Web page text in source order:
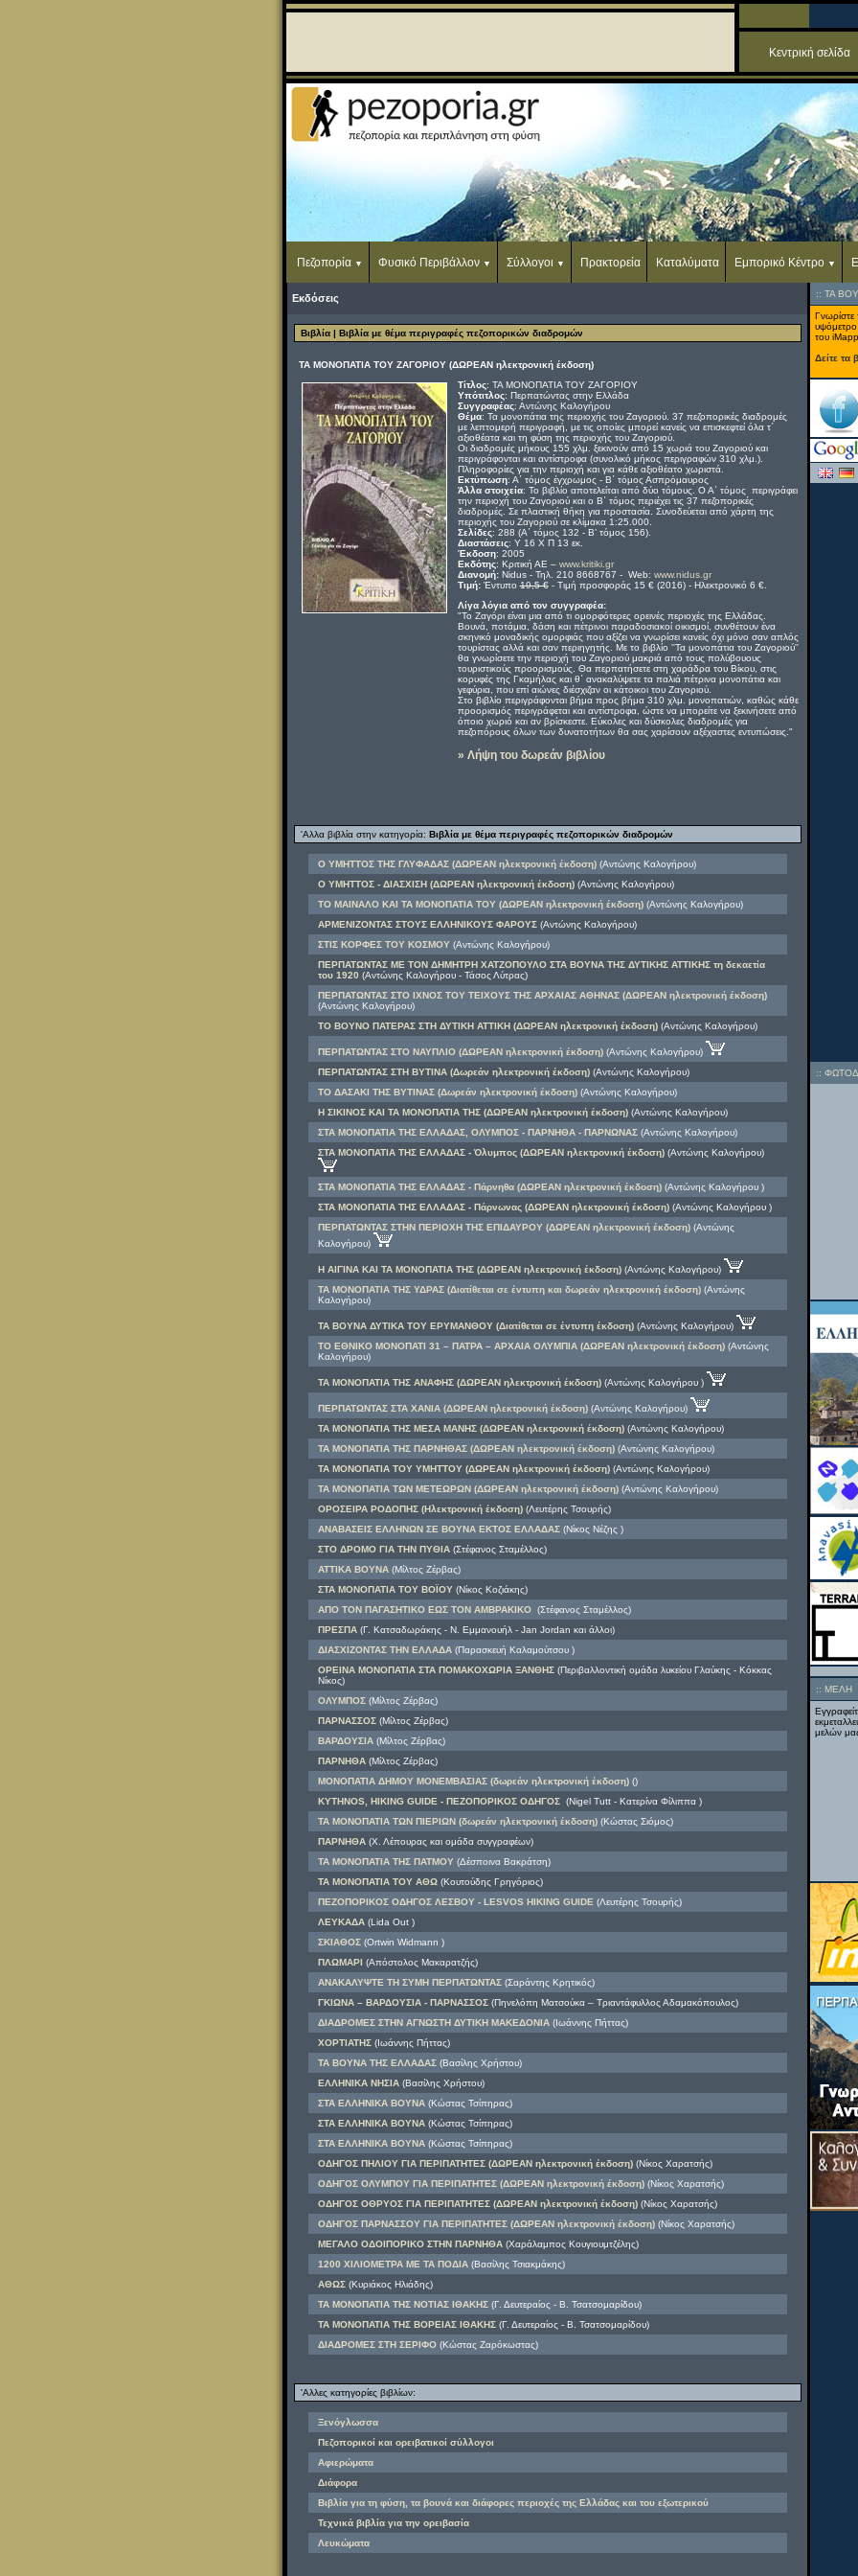
Κεντρική σελίδα
Πεζοπορία Φυσικό Περιβάλλον Σύλλογοι Πρακτορεία Καταλύματα Εμπορικό Κέντρο
Εκδόσεις
Βιβλία| Βιβλία με θέμα περιγραφές πεζοπορικών διαδρομών
ΤΑ ΜΟΝΟΠΑΤΙΑ ΤOY ΖΑΓΟΡΙΟΥ (ΔΩΡΕΑΝ ηλεκτρονική έκδοση)
Τίτλος: ΤΑ ΜΟΝΟΠΑΤΙΑ ΤOY ΖΑΓΟΡΙΟΥ
Υπότιτλος: Περπατώντας στην Ελλάδα
Συγγραφέας: Αντώνης Καλογήρου
Θέμα: Τα μονοπάτια της περιοχής του Ζαγοριού. 37 πεζοπορικές διαδρομές
με λεπτομερή περιγραφή, με τις οποίες μπορεί κανείς να επισκεφτεί όλα τ΄
αξιοθέατα και τη φύση της περιοχής του Ζαγοριού.
Οι διαδρομές μήκους 155 χλμ. ξεκινούν από 15 χωριά του Ζαγοριού και
περιγράφονται και αντίστροφα (συνολικό μήκος περιγραφών 310 χλμ.).
Πληροφορίες για την περιοχή και για κάθε αξιοθέατο χωριστά.
Εκτύπωση: Α΄ τόμος έγχρωμος - Β΄ τόμος Ασπρόμαυρος
Άλλα στοιχεία: Το βιβλίο αποτελείται από δύο τόμους. Ο Α΄ τόμος περιγράφει
την περιοχή του Ζαγοριού και ο Β΄ τόμος περιέχει τις 37 πεζοπορικές
διαδρομές. Σε πλαστική θήκη για προστασία. Συνοδεύεται από χάρτη της
περιοχής του Ζαγοριού σε κλίμακα 1:25.000.
Σελίδες: 288 (Α΄ τόμος 132 - Β’ τόμος 156).
Διαστάσεις: Υ 16 Χ Π 13 εκ.
Έκδοση: 2005
Εκδότης: Κριτική ΑΕ – www.kritiki.gr
Διανομή: Nidus - Τηλ. 210 8668767 - Web: www.nidus.gr
Τιμή:Έντυπο19,5 €- Τιμή προσφοράς 15 € (2016) - Ηλεκτρονικό 6 €.
Λίγα λόγια από τον συγγραφέα:
"Το Ζαγόρι είναι μια από τι ομορφότερες ορεινές περιοχές της Ελλάδας.
Βουνά, ποτάμια, δάση και πέτρινοι παραδοσιακοί οικισμοί, συνθέτουν ένα
σκηνικό μοναδικής ομορφιάς που αξίζει να γνωρίσει κανείς όχι μόνο σαν απλός
τουρίστας αλλά και σαν περιηγητής. Με το βιβλίο ''Τα μονοπάτια του Ζαγοριού''
θα γνωρίσετε την περιοχή του Ζαγοριού μακριά από τους πολύβουους
τουριστικούς προορισμούς. Θα περπατήσετε στη χαράδρα του Βίκου, στις
κορυφές της Γκαμήλας και θ΄ ανακαλύψετε τα παλιά πέτρινα μονοπάτια και
γεφύρια, που επί αιώνες διέσχιζαν οι κάτοικοι του Ζαγοριού.
Στο βιβλίο περιγράφονται βήμα προς βήμα 310 χλμ. μονοπατιών, καθώς κάθε
προορισμός περιγράφεται και αντίστροφα, ώστε να μπορείτε να ξεκινήσετε από
όποιο χωριό και αν βρίσκεστε. Εύκολες και δύσκολες διαδρομές για
πεζοπόρους όλων των δυνατοτήτων θα σας χαρίσουν αξέχαστες εντυπώσεις."
» Λήψη του δωρεάν βιβλίου
'Αλλα βιβλία στην κατηγορία: Βιβλία με θέμα περιγραφές πεζοπορικών διαδρομών
Ο ΥΜΗΤΤΟΣ ΤΗΣ ΓΛΥΦΑΔΑΣ (ΔΩΡΕΑΝ ηλεκτρονική έκδοση)(Αντώνης Καλογήρου)
Ο ΥΜΗΤΤΟΣ - ΔΙΑΣΧΙΣΗ (ΔΩΡΕΑΝ ηλεκτρονική έκδοση)(Αντώνης Καλογήρου)
ΤΟ ΜΑΙΝΑΛΟ ΚΑΙ ΤΑ ΜΟΝΟΠΑΤΙΑ ΤΟΥ (ΔΩΡΕΑΝ ηλεκτρονική έκδοση)(Αντώνης Καλογήρου)
ΑΡΜΕΝΙΖΟΝΤΑΣ ΣΤΟΥΣ ΕΛΛΗΝΙΚΟΥΣ ΦΑΡΟΥΣ(Αντώνης Καλογήρου)
ΣΤΙΣ ΚΟΡΦΕΣ ΤΟΥ ΚΟΣΜΟΥ(Αντώνης Καλογήρου)
ΠΕΡΠΑΤΩΝΤΑΣ ΜΕ ΤΟΝ ΔΗΜΗΤΡΗ ΧΑΤΖΟΠΟΥΛΟ ΣΤΑ ΒΟΥΝΑ ΤΗΣ ΔΥΤΙΚΗΣ ΑΤΤΙΚΗΣ τη δεκαετία
του 1920 (Αντώνης Καλογήρου - Τάσος Λύτρας)
ΠΕΡΠΑΤΩΝΤΑΣ ΣΤΟ ΙΧΝΟΣ ΤΟΥ ΤΕΙΧΟΥΣ ΤΗΣ ΑΡΧΑΙΑΣ ΑΘΗΝΑΣ (ΔΩΡΕΑΝ ηλεκτρονική έκδοση)
(Αντώνης Καλογήρου)
ΤΟ ΒΟΥΝΟ ΠΑΤΕΡΑΣ ΣΤΗ ΔΥΤΙΚΗ ΑΤΤΙΚΗ (ΔΩΡΕΑΝ ηλεκτρονική έκδοση)(Αντώνης Καλογήρου)
ΠΕΡΠΑΤΩΝΤΑΣ ΣΤΟ ΝΑΥΠΛΙΟ (ΔΩΡΕΑΝ ηλεκτρονική έκδοση)(Αντώνης Καλογήρου)
ΠΕΡΠΑΤΩΝΤΑΣ ΣΤΗ ΒΥΤΙΝΑ (Δωρεάν ηλεκτρονική έκδοση)(Αντώνης Καλογήρου)
ΤΟ ΔΑΣΑΚΙ ΤΗΣ ΒΥΤΙΝΑΣ (Δωρεάν ηλεκτρονική έκδοση)(Αντώνης Καλογήρου)
Η ΣΙΚΙΝΟΣ ΚΑΙ ΤΑ ΜΟΝΟΠΑΤΙΑ ΤΗΣ (ΔΩΡΕΑΝ ηλεκτρονική έκδοση)(Αντώνης Καλογήρου)
ΣΤΑ ΜΟΝΟΠΑΤΙΑ ΤΗΣ ΕΛΛΑΔΑΣ, ΟΛΥΜΠΟΣ - ΠΑΡΝΗΘΑ - ΠΑΡΝΩΝΑΣ(Αντώνης Καλογήρου)
ΣΤΑ ΜΟΝΟΠΑΤΙΑ ΤΗΣ ΕΛΛΑΔΑΣ - Όλυμπος (ΔΩΡΕΑΝ ηλεκτρονική έκδοση)(Αντώνης Καλογήρου)
ΣΤΑ ΜΟΝΟΠΑΤΙΑ ΤΗΣ ΕΛΛΑΔΑΣ - Πάρνηθα (ΔΩΡΕΑΝ ηλεκτρονική έκδοση)(Αντώνης Καλογήρου )
ΣΤΑ ΜΟΝΟΠΑΤΙΑ ΤΗΣ ΕΛΛΑΔΑΣ - Πάρνωνας (ΔΩΡΕΑΝ ηλεκτρονική έκδοση)(Αντώνης Καλογήρου )
ΠΕΡΠΑΤΩΝΤΑΣ ΣΤΗΝ ΠΕΡΙΟΧΗ ΤΗΣ ΕΠΙΔΑΥΡΟΥ (ΔΩΡΕΑΝ ηλεκτρονική έκδοση)(Αντώνης
Καλογήρου)
Η ΑΙΓΙΝΑ ΚΑΙ ΤΑ ΜΟΝΟΠΑΤΙΑ ΤΗΣ (ΔΩΡΕΑΝ ηλεκτρονική έκδοση)(Αντώνης Καλογήρου)
ΤΑ ΜΟΝΟΠΑΤΙΑ ΤΗΣ ΥΔΡΑΣ (Διατίθεται σε έντυπη και δωρεάν ηλεκτρονική έκδοση)(Αντώνης
Καλογήρου)
ΤΑ ΒΟΥΝΑ ΔΥΤΙΚΑ ΤΟΥ ΕΡΥΜΑΝΘΟΥ (Διατίθεται σε έντυπη έκδοση)(Αντώνης Καλογήρου)
ΤΟ ΕΘΝΙΚΟ ΜΟΝΟΠΑΤΙ 31 – ΠΑΤΡΑ – ΑΡΧΑΙΑ ΟΛΥΜΠΙΑ (ΔΩΡΕΑΝ ηλεκτρονική έκδοση)(Αντώνης
Καλογήρου)
ΤΑ ΜΟΝΟΠΑΤΙΑ ΤΗΣ ΑΝΑΦΗΣ (ΔΩΡΕΑΝ ηλεκτρονική έκδοση)(Αντώνης Καλογήρου )
ΠΕΡΠΑΤΩΝΤΑΣ ΣΤΑ ΧΑΝΙΑ (ΔΩΡΕΑΝ ηλεκτρονική έκδοση)(Αντώνης Καλογήρου)
ΤΑ ΜΟΝΟΠΑΤΙΑ ΤΗΣ ΜΕΣΑ ΜΑΝΗΣ (ΔΩΡΕΑΝ ηλεκτρονική έκδοση)(Αντώνης Καλογήρου)
ΤΑ ΜΟΝΟΠΑΤΙΑ ΤΗΣ ΠΑΡΝΗΘΑΣ (ΔΩΡΕΑΝ ηλεκτρονική έκδοση)(Αντώνης Καλογήρου)
ΤΑ ΜΟΝΟΠΑΤΙΑ ΤΟΥ ΥΜΗΤΤΟΥ (ΔΩΡΕΑΝ ηλεκτρονική έκδοση)(Αντώνης Καλογήρου)
ΤΑ ΜΟΝΟΠΑΤΙΑ ΤΩΝ ΜΕΤΕΩΡΩΝ (ΔΩΡΕΑΝ ηλεκτρονική έκδοση)(Αντώνης Καλογήρου)
ΟΡΟΣΕΙΡΑ ΡΟΔΟΠΗΣ (Ηλεκτρονική έκδοση)(Λευτέρης Τσουρής)
ΑΝΑΒΑΣΕΙΣ ΕΛΛΗΝΩΝ ΣΕ ΒΟΥΝΑ ΕΚΤΟΣ ΕΛΛΑΔΑΣ(Νίκος Νέζης )
ΣΤΟ ΔΡΟΜΟ ΓΙΑ ΤΗΝ ΠΥΘΙΑ(Στέφανος Σταμέλλος)
ΑΤΤΙΚΑ ΒΟΥΝΑ(Μίλτος Ζέρβας)
ΣΤΑ ΜΟΝΟΠΑΤΙΑ ΤΟΥ ΒΟΪΟΥ(Νίκος Κοζιάκης)
ΑΠΟ ΤΟΝ ΠΑΓΑΣΗΤΙΚΟ ΕΩΣ ΤΟΝ ΑΜΒΡΑΚΙΚΟ (Στέφανος Σταμέλλος)
ΠΡΕΣΠΑ(Γ. Κατσαδωράκης - Ν. Εμμανουήλ - Jan Jordan και άλλοι)
ΔΙΑΣΧΙΖΟΝΤΑΣ ΤΗΝ ΕΛΛΑΔΑ (Παρασκευή Καλαμούτσου )
ΟΡΕΙΝΑ ΜΟΝΟΠΑΤΙΑ ΣΤΑ ΠΟΜΑΚΟΧΩΡΙΑ ΞΑΝΘΗΣ(Περιβαλλοντική ομάδα λυκείου Γλαύκης - Κόκκας
Νίκος)
ΟΛΥΜΠΟΣ(Μίλτος Ζέρβας)
ΠΑΡΝΑΣΣΟΣ(Μίλτος Ζέρβας)
ΒΑΡΔΟΥΣΙΑ(Μίλτος Ζέρβας)
ΠΑΡΝΗΘΑ(Μίλτος Ζέρβας)
ΜΟΝΟΠΑΤΙΑ ΔΗΜΟΥ ΜΟΝΕΜΒΑΣΙΑΣ (δωρεάν ηλεκτρονική έκδοση) ()
KYTHNOS, HIKING GUIDE - ΠΕΖΟΠΟΡΙΚΟΣ ΟΔΗΓΟΣ (Nigel Tutt - Κατερίνα Φίλιππα )
ΤΑ ΜΟΝΟΠΑΤΙΑ ΤΩΝ ΠΙΕΡΙΩΝ (δωρεάν ηλεκτρονική έκδοση)(Κώστας Σιόμος)
ΠΑΡΝΗΘΑ(Χ. Λέπουρας και ομάδα συγγραφέων)
ΤΑ ΜΟΝΟΠΑΤΙΑ ΤΗΣ ΠΑΤΜΟΥ(Δέσποινα Βακράτση)
ΤΑ ΜΟΝΟΠΑΤΙΑ ΤΟΥ ΑΘΩ (Κουτούδης Γρηγόριος)
ΠΕΖΟΠΟΡΙΚΟΣ ΟΔΗΓΟΣ ΛΕΣΒΟΥ - LESVOS HIKING GUIDE (Λευτέρης Τσουρής)
ΛΕΥΚΑΔΑ(Lida Out )
ΣΚΙΑΘΟΣ(Ortwin Widmann )
ΠΛΩΜΑΡΙ (Απόστολος Μακαρατζής)
ΑΝΑΚΑΛΥΨΤΕ ΤΗ ΣΥΜΗ ΠΕΡΠΑΤΩΝΤΑΣ(Σαράντης Κρητικός)
ΓΚΙΩΝΑ – ΒΑΡΔΟΥΣΙΑ - ΠΑΡΝΑΣΣΟΣ(Πηνελόπη Ματσούκα – Τριαντάφυλλος Αδαμακόπουλος)
ΔΙΑΔΡΟΜΕΣ ΣΤΗΝ ΑΓΝΩΣΤΗ ΔΥΤΙΚΗ ΜΑΚΕΔΟΝΙΑ(Ιωάννης Πήττας)
ΧΟΡΤΙΑΤΗΣ(Ιωάννης Πήττας)
ΤΑ ΒΟΥΝΑ ΤΗΣ ΕΛΛΑΔΑΣ(Βασίλης Χρήστου)
ΕΛΛΗΝΙΚΑ ΝΗΣΙΑ(Βασίλης Χρήστου)
ΣΤΑ ΕΛΛΗΝΙΚΑ ΒΟΥΝΑ(Κώστας Τσίπηρας)
ΣΤΑ ΕΛΛΗΝΙΚΑ ΒΟΥΝΑ(Κώστας Τσίπηρας)
ΣΤΑ ΕΛΛΗΝΙΚΑ ΒΟΥΝΑ(Κώστας Τσίπηρας)
ΟΔΗΓΟΣ ΠΗΛΙΟΥ ΓΙΑ ΠΕΡΙΠΑΤΗΤΕΣ (ΔΩΡΕΑΝ ηλεκτρονική έκδοση)(Νίκος Χαρατσής)
ΟΔΗΓΟΣ ΟΛΥΜΠΟΥ ΓΙΑ ΠΕΡΙΠΑΤΗΤΕΣ (ΔΩΡΕΑΝ ηλεκτρονική έκδοση)(Νίκος Χαρατσής)
ΟΔΗΓΟΣ ΟΘΡΥΟΣ ΓΙΑ ΠΕΡΙΠΑΤΗΤΕΣ (ΔΩΡΕΑΝ ηλεκτρονική έκδοση)(Νίκος Χαρατσής)
ΟΔΗΓΟΣ ΠΑΡΝΑΣΣΟΥ ΓΙΑ ΠΕΡΙΠΑΤΗΤΕΣ (ΔΩΡΕΑΝ ηλεκτρονική έκδοση)(Νίκος Χαρατσής)
ΜΕΓΑΛΟ ΟΔΟΙΠΟΡΙΚΟ ΣΤΗΝ ΠΑΡΝΗΘΑ(Χαράλαμπος Κουγιουμτζέλης)
1200 ΧΙΛΙΟΜΕΤΡΑ ΜΕ ΤΑ ΠΟΔΙΑ(Βασίλης Τσιακμάκης)
ΑΘΩΣ(Κυριάκος Ηλιάδης)
ΤΑ ΜΟΝΟΠΑΤΙΑ ΤΗΣ ΝΟΤΙΑΣ ΙΘΑΚΗΣ(Γ. Δευτεραίος - Β. Τσατσομαρίδου)
ΤΑ ΜΟΝΟΠΑΤΙΑ ΤΗΣ ΒΟΡΕΙΑΣ ΙΘΑΚΗΣ(Γ. Δευτεραίος - Β. Τσατσομαρίδου)
ΔΙΑΔΡΟΜΕΣ ΣΤΗ ΣΕΡΙΦΟ(Κώστας Ζαρόκωστας)
'Αλλες κατηγορίες βιβλίων:
Ξενόγλωσσα
Πεζοπορικοί και ορειβατικοί σύλλογοι
Αφιερώματα
Διάφορα
Βιβλία για τη φύση, τα βουνά και διάφορες περιοχές της Ελλάδας και του εξωτερικού
Τεχνικά βιβλία για την ορειβασία
Λευκώματα
:: ΤΑ
του
Δείτε τα
::
:: ΜΕΛΗ
μελών